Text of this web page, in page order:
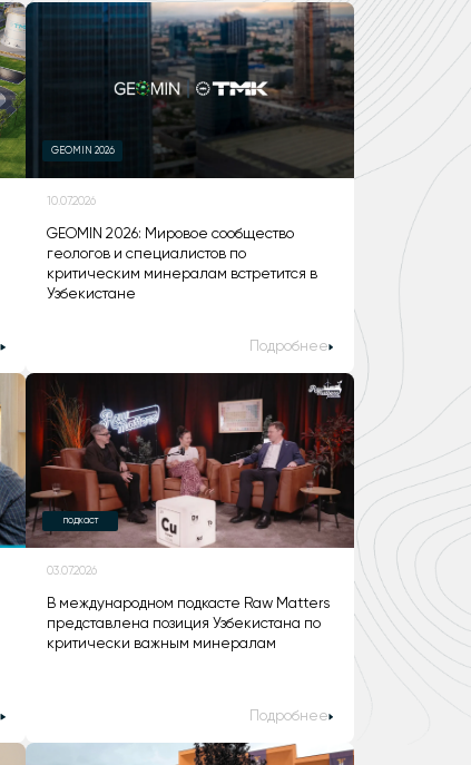
GEOMIN 2026
10.07.2026
GEOMIN 2026: Мировое сообщество
геологов и специалистов по
критическим минералам встретится в
Узбекистане
Подробнее
подкаст
03.07.2026
В международном подкасте Raw Matters
представлена позиция Узбекистана по
критически важным минералам
Подробнее